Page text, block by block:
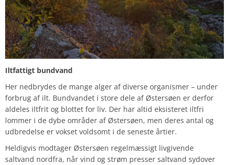
Iltfattigt bundvand
Her nedbrydes de mange alger af diverse organismer – under
forbrug af ilt. Bundvandet i store dele af Østersøen er derfor
aldeles iltfrit og blottet for liv. Der har altid eksisteret iltfri
lommer i de dybe områder af Østersøen, men deres antal og
udbredelse er vokset voldsomt i de seneste årtier.
Heldigvis modtager Østersøen regelmæssigt livgivende
saltvand nordfra, når vind og strøm presser saltvand sydover